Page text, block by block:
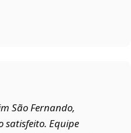
São Fernando,
satisfeito. Equipe